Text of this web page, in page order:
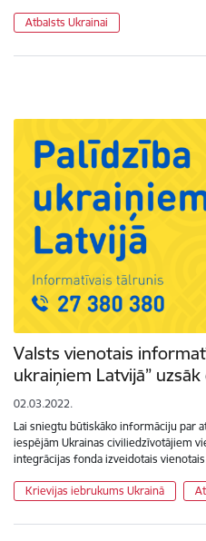
Atbalsts Ukrainai
Valsts vienotais
ukraiņiem Latvijā”
02.03.2022.
Lai sniegtu būtiskāko informāciju par
iespējām Ukrainas civiliedzīvotājiem
integrācijas fonda izveidotais
Krievijas iebrukums Ukrainā